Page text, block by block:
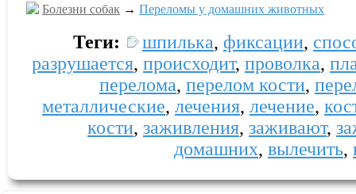
Болезни собак → Переломы у домашних животных
Теги: шпилька, фиксации,
разрушается, происходит, проволка,
перелома, перелом кости,
металлические, лечения, лечение,
кости, заживления, заживают,
домашних, вылечить,